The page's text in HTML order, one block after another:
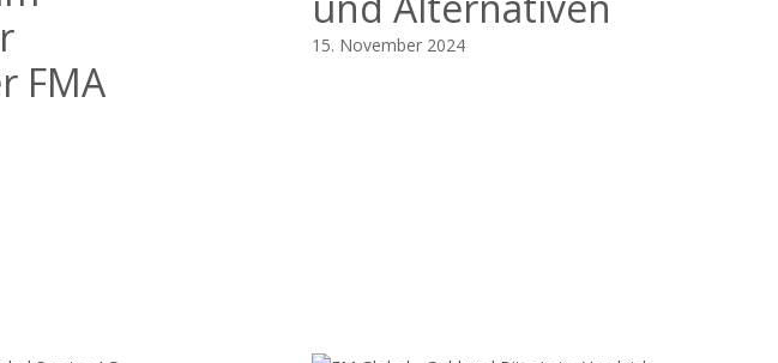
FMA
15. November 2024